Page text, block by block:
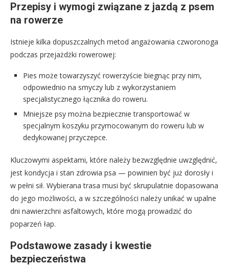
Przepisy i wymogi związane z jazdą z psem
na rowerze
Istnieje kilka dopuszczalnych metod angażowania czworonoga
podczas przejażdżki rowerowej:
Pies może towarzyszyć rowerzyście biegnąc przy nim,
odpowiednio na smyczy lub z wykorzystaniem
specjalistycznego łącznika do roweru.
Mniejsze psy można bezpiecznie transportować w
specjalnym koszyku przymocowanym do roweru lub w
dedykowanej przyczepce.
Kluczowymi aspektami, które należy bezwzględnie uwzględnić,
jest kondycja i stan zdrowia psa — powinien być już dorosły i
w pełni sił. Wybierana trasa musi być skrupulatnie dopasowana
do jego możliwości, a w szczególności należy unikać w upalne
dni nawierzchni asfaltowych, które mogą prowadzić do
poparzeń łap.
Podstawowe zasady i kwestie
bezpieczeństwa